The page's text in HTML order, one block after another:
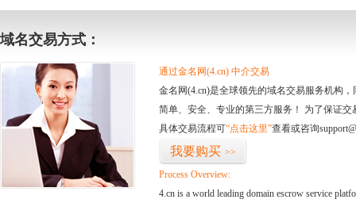
域名交易方式：
通过金名网(4.cn) 中介交易
金名网(4.cn)是全球领先的域名交易服务机构
简单、安全、专业的第三方服务！ 为了保证
具体交易流程可“点击这里”查看或咨询
我要购买 >>
Process Overview:
4.cn is a world leading domain escrow service